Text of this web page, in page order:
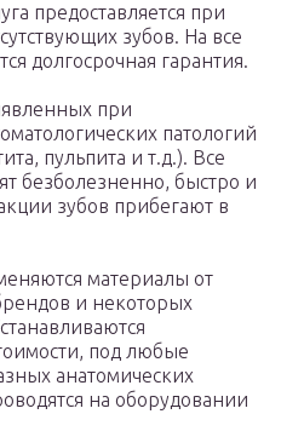
предоставляется при
зубов. На все
долгосрочная гарантия.
при
патологий
пульпита и т.д.). Все
безболезненно, быстро и
зубов прибегают в
материалы от
и некоторых
под любые
анатомических
на оборудовании